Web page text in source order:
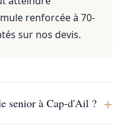
renforcée à 70-
sur nos devis.
senior à Cap-d'Ail ? +